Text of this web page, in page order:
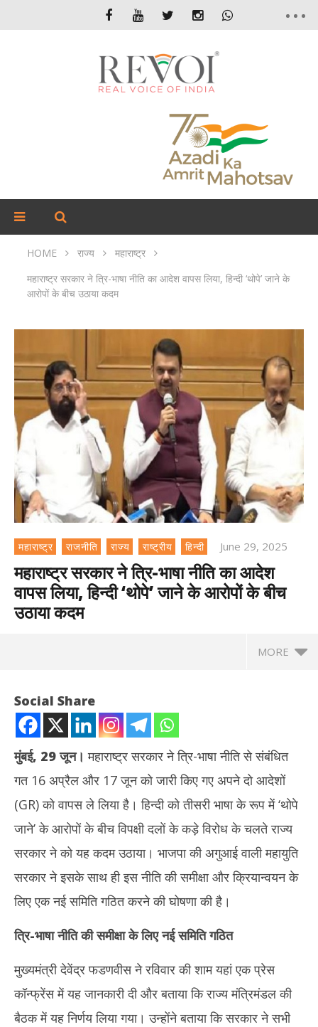
HOME राज्य
महाराष्ट्र
महाराष्ट्र सरकार ने त्रि-भाषा नीति का आदेश वापस लिया, हिन्दी ‘थोपे’ जाने के
आरोपों के बीच उठाया कदम
महाराष्ट्र राजनीति राज्य राष्ट्रीय हिन्दी June 29, 2025
महाराष्ट्र सरकार ने त्रि-भाषा नीति का आदेश
वापस लिया, हिन्दी ‘थोपे’ जाने के आरोपों के बीच
उठाया कदम
MORE
महाराष्ट्र सरकार ने त्रि-भाषा नीति का आदेश वापस लिया, हिन्दी ‘थोपे’ जाने के
आरोपों के बीच उठाया कदम
June
29,
Social Share
मुंबई, 29 जून। महाराष्ट्र सरकार ने त्रि-भाषा नीति से संबंधित
गत 16 अप्रैल और 17 जून को जारी किए गए अपने दो आदेशों
(GR) को वापस ले लिया है। हिन्दी को तीसरी भाषा के रूप में ‘थोपे
जाने’ के आरोपों के बीच विपक्षी दलों के कड़े विरोध के चलते राज्य
सरकार ने को यह कदम उठाया। भाजपा की अगुआई वाली महायुति
सरकार ने इसके साथ ही इस नीति की समीक्षा और क्रियान्वयन के
लिए एक नई समिति गठित करने की घोषणा की है।
त्रि-भाषा नीति की समीक्षा के लिए नई समिति गठित
मुख्यमंत्री देवेंद्र फडणवीस ने रविवार की शाम यहां एक प्रेस
कॉन्फ्रेंस में यह जानकारी दी और बताया कि राज्य मंत्रिमंडल की
बैठक में यह निर्णय लिया गया। उन्होंने बताया कि सरकार ने सभी